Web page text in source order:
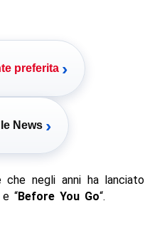
preferita ›
News ›
che negli anni ha lanciato
e “Before You Go“.